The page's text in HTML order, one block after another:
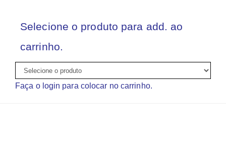
Selecione o produto para add. ao
carrinho.
Faça o login para colocar no carrinho.